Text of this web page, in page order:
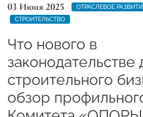
03 Июня 2025
ОТРАСЛЕВОЕ
СТРОИТЕЛЬСТВО
Что нового в
законодательстве
строительного
обзор